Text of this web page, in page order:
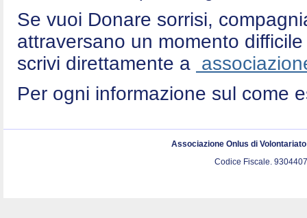
Se vuoi Donare sorrisi,
attraversano un momento
scrivi direttamente a
Per ogni informazione sul come
Associazione Onlus di
Codice Fiscale.